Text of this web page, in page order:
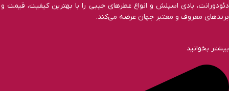
دئودورانت، بادی اسپلش و انواع عطر‌های جیبی را با بهترین کیفیت، قیمت و
برندهای معروف و معتبر جهان عرضه می‌کند.
بیشتر بخوانید